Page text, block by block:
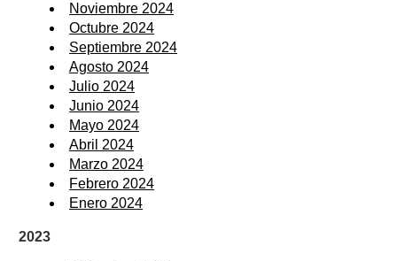
Noviembre 2024
Octubre 2024
Septiembre 2024
Agosto 2024
Julio 2024
Junio 2024
Mayo 2024
Abril 2024
Marzo 2024
Febrero 2024
Enero 2024
2023